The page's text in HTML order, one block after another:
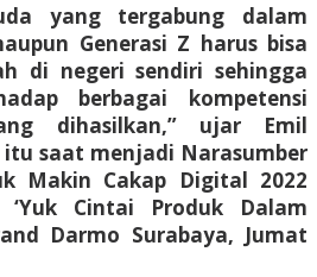
yang tergabung dalam
Generasi Z harus bisa
di negeri sendiri sehingga
berbagai kompetensi
dihasilkan,” ujar Emil
saat menjadi Narasumber
Makin Cakap Digital 2022
Cintai Produk Dalam
Darmo Surabaya, Jumat